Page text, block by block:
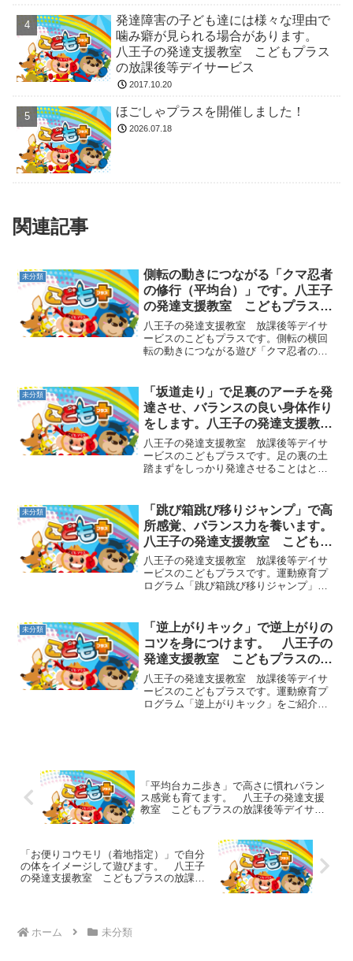
発達障害の子ども達には様々な理由で
噛み癖が見られる場合があります。
八王子の発達支援教室 こどもプラス
の放課後等デイサービス
2017.10.20
ほごしゃプラスを開催しました！
2026.07.18
関連記事
未分類
側転の動きにつながる「クマ忍者
の修行（平均台）」です。八王子
の発達支援教室 こどもプラスの
放課後等デイサービス
八王子の発達支援教室 放課後等デイサ
ービスのこどもプラスです。側転の横回
転の動きにつながる遊び「クマ忍者の修
足だけジャンプしていきます。最初は足
がバラバラでも左右に跳べ...
未分類
「坂道走り」で足裏のアーチを発
達させ、バランスの良い身体作り
をします。八王子の発達支援教
室 こどもプラスの放課後等デイ
サービス
八王子の発達支援教室 放課後等デイサ
ービスのこどもプラスです。足の裏の土
踏まずをしっかり発達させることはとて
スをとりやすくしてくれるのでフラフラ
しなくなったり、転びにく...
未分類
「跳び箱跳び移りジャンプ」で高
所感覚、バランス力を養います。
八王子の発達支援教室 こどもプ
ラスの放課後等デイサービス
八王子の発達支援教室 放課後等デイサ
ービスのこどもプラスです。運動療育プ
ログラム「跳び箱跳び移りジャンプ」を
と２段を複数用意します。あまり高さが
あると危険なので、３段以...
未分類
「逆上がりキック」で逆上がりの
コツを身につけます。 八王子の
発達支援教室 こどもプラスの放
課後等デイサービス
八王子の発達支援教室 放課後等デイサ
ービスのこどもプラスです。運動療育プ
ログラム「逆上がりキック」をご紹介し
「平均台カニ歩き」で高さに慣れバラン
ス感覚も育てます。 八王子の発達支援
教室 こどもプラスの放課後等デイサー
「お便りコウモリ（着地指定）」で自分
の体をイメージして遊びます。 八王子
の発達支援教室 こどもプラスの放課後
ホーム 未分類